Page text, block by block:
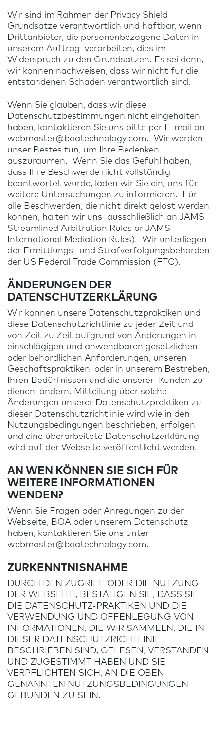
Wir sind im Rahmen der Privacy Shield
Grundsätze verantwortlich und haftbar, wenn
Drittanbieter, die personenbezogene Daten in
unserem Auftrag verarbeiten, dies im
Widerspruch zu den Grundsätzen. Es sei denn,
wir können nachweisen, dass wir nicht für die
entstandenen Schäden verantwortlich sind.
Wenn Sie glauben, dass wir diese
Datenschutzbestimmungen nicht eingehalten
haben, kontaktieren Sie uns bitte per E-mail an
webmaster@boatechnology.com. Wir werden
unser Bestes tun, um Ihre Bedenken
auszuräumen. Wenn Sie das Gefühl haben,
dass Ihre Beschwerde nicht vollständig
beantwortet wurde, laden wir Sie ein, uns für
weitere Untersuchungen zu informieren. Für
alle Beschwerden, die nicht direkt gelöst werden
können, halten wir uns ausschließlich an JAMS
Streamlined Arbitration Rules or JAMS
International Mediation Rules). Wir unterliegen
der Ermittlungs- und Strafverfolgungsbehörden
der US Federal Trade Commission (FTC).
ÄNDERUNGEN DER
DATENSCHUTZERKLÄRUNG
Wir können unsere Datenschutzpraktiken und
diese Datenschutzrichtlinie zu jeder Zeit und
von Zeit zu Zeit aufgrund von Änderungen in
einschlägigen und anwendbaren gesetzlichen
oder behördlichen Anforderungen, unseren
Geschäftspraktiken, oder in unserem Bestreben,
Ihren Bedürfnissen und die unserer Kunden zu
dienen, ändern. Mitteilung über solche
Änderungen unserer Datenschutzpraktiken zu
dieser Datenschutzrichtlinie wird wie in den
Nutzungsbedingungen beschrieben, erfolgen
und eine überarbeitete Datenschutzerklärung
wird auf der Webseite veröffentlicht werden.
AN WEN KÖNNEN SIE SICH FÜR
WEITERE INFORMATIONEN
WENDEN?
Wenn Sie Fragen oder Anregungen zu der
Webseite, BOA oder unserem Datenschutz
haben, kontaktieren Sie uns unter
webmaster@boatechnology.com.
ZURKENNTNISNAHME
DURCH DEN ZUGRIFF ODER DIE NUTZUNG
DER WEBSEITE, BESTÄTIGEN SIE, DASS SIE
DIE DATENSCHUTZ-PRAKTIKEN UND DIE
VERWENDUNG UND OFFENLEGUNG VON
INFORMATIONEN, DIE WIR SAMMELN, DIE IN
DIESER DATENSCHUTZRICHTLINIE
BESCHRIEBEN SIND, GELESEN, VERSTANDEN
UND ZUGESTIMMT HABEN UND SIE
VERPFLICHTEN SICH, AN DIE OBEN
GENANNTEN NUTZUNGSBEDINGUNGEN
GEBUNDEN ZU SEIN.